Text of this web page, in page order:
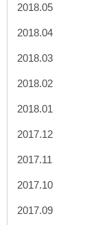
2018.05
2018.04
2018.03
2018.02
2018.01
2017.12
2017.11
2017.10
2017.09